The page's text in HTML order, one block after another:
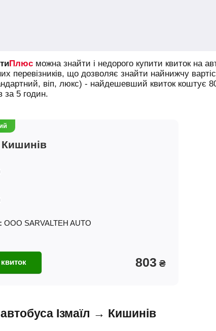
Плюс можна знайти і недорого купити квиток на
перевізників, що дозволяє знайти найнижчу
віп, люкс) - найдешевший квиток коштує
за 5 годин.
Кишинів
ООО SARVALTEH AUTO
803 ₴
автобуса Ізмаїл → Кишинів